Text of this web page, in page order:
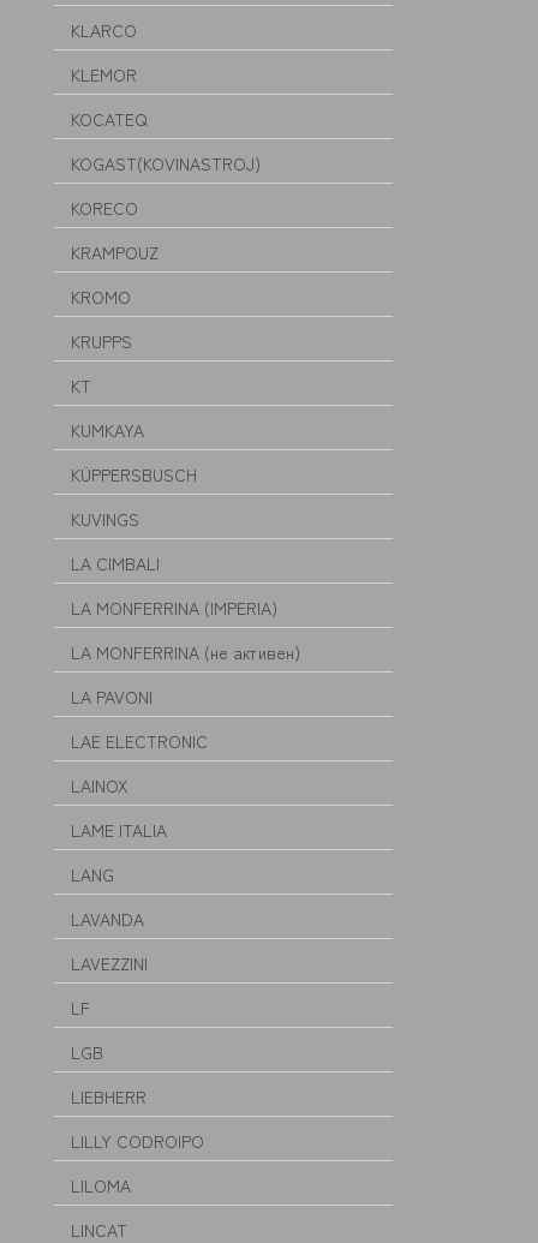
KLARCO
KLEMOR
KOCATEQ
KOGAST(KOVINASTROJ)
KORECO
KRAMPOUZ
KROMO
KRUPPS
KT
KUMKAYA
KÜPPERSBUSCH
KUVINGS
LA CIMBALI
LA MONFERRINA (IMPERIA)
LA MONFERRINA (не активен)
LA PAVONI
LAE ELECTRONIC
LAINOX
LAME ITALIA
LANG
LAVANDA
LAVEZZINI
LF
LGB
LIEBHERR
LILLY CODROIPO
LILOMA
LINCAT